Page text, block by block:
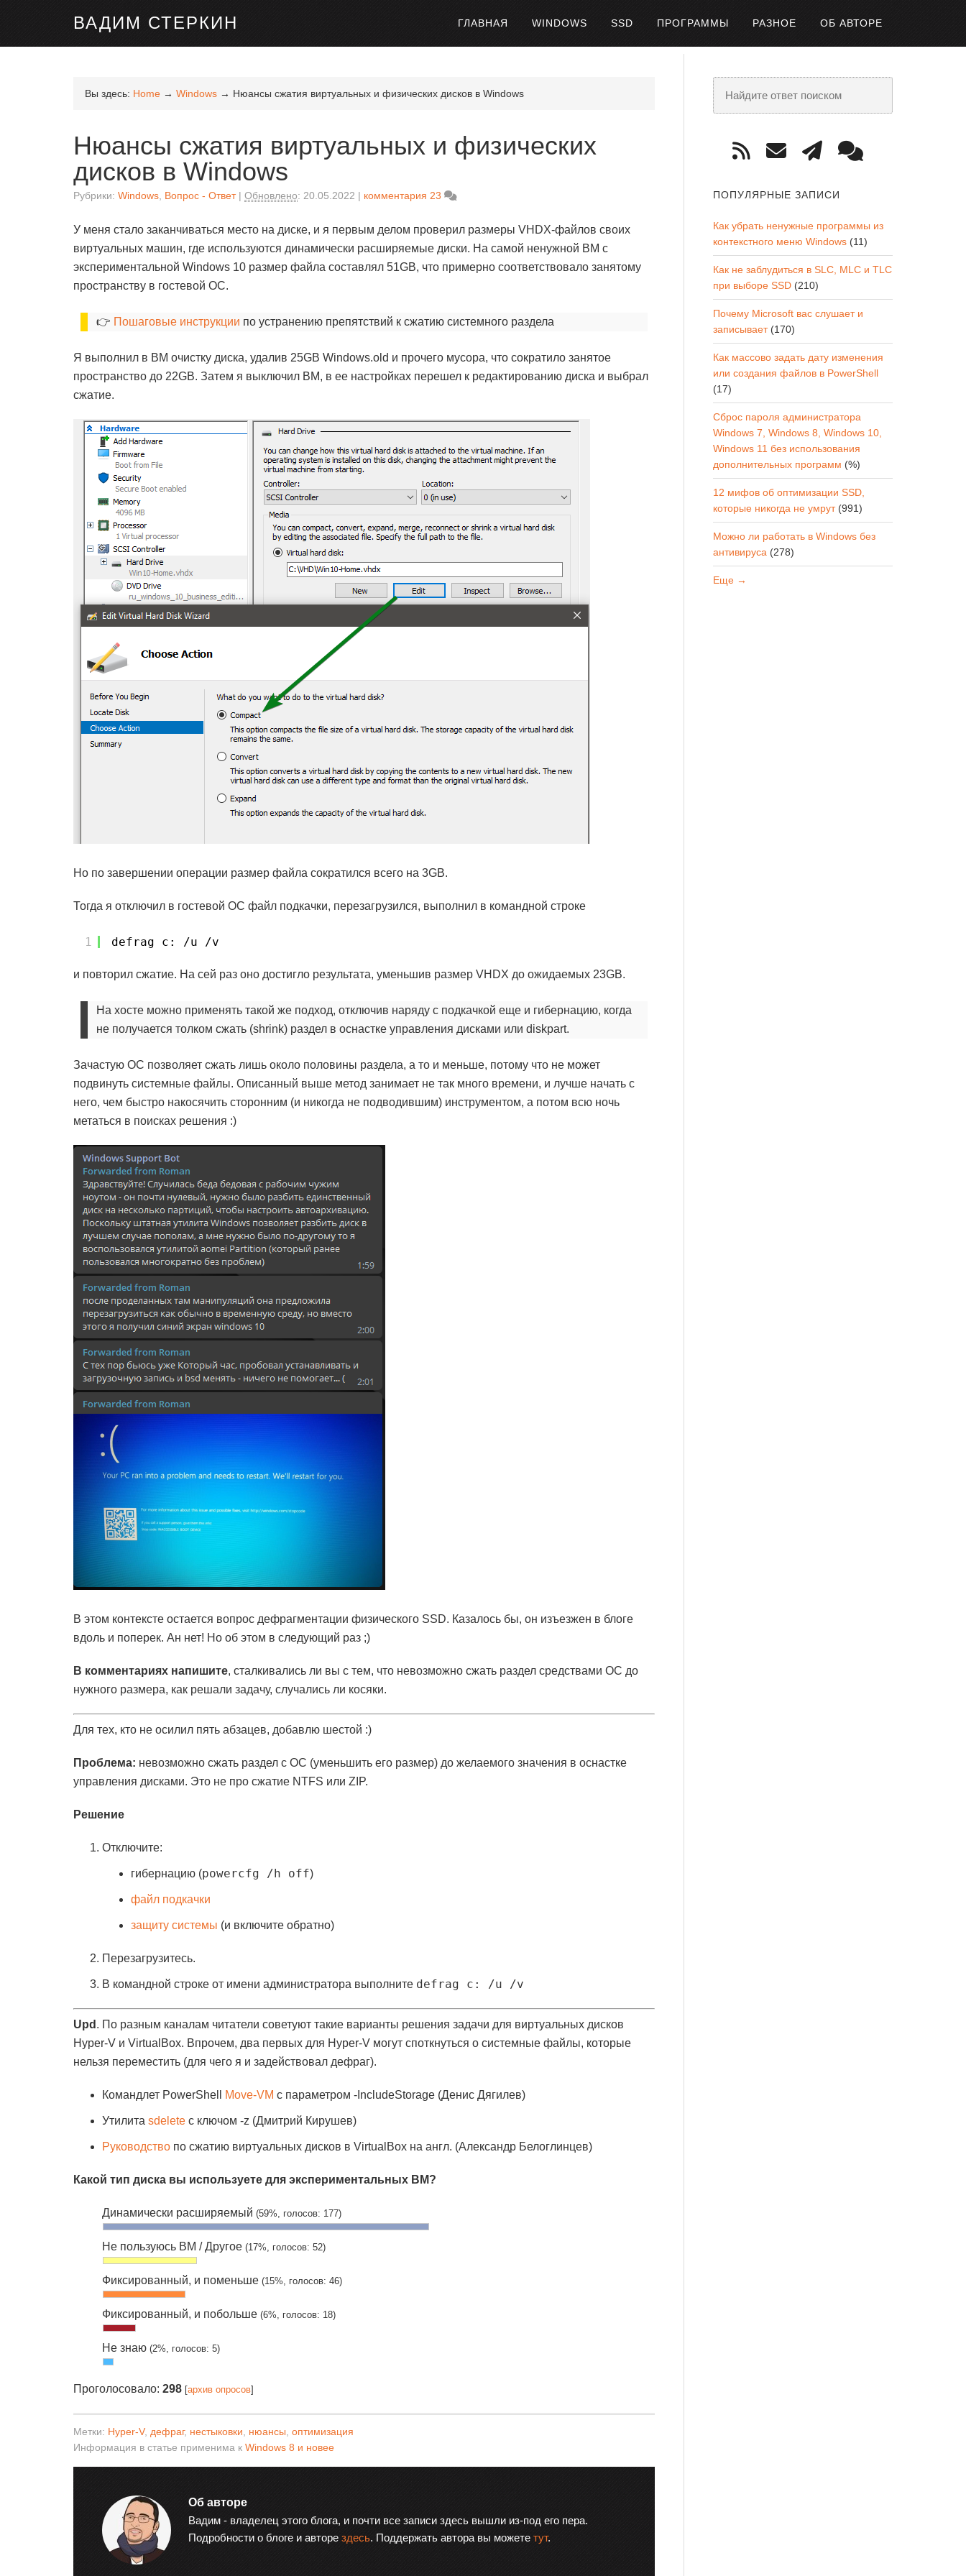
ВАДИМ СТЕРКИН ГЛАВНАЯ WINDOWS SSD ПРОГРАММЫ РАЗНОЕ ОБ АВТОРЕ
Вы здесь: Home → Windows → Нюансы сжатия виртуальных и физических дисков в Windows
Нюансы сжатия виртуальных и физических
дисков в Windows
Рубрики: Windows Вопрос - Ответ Обновлено: 20.05.2022 комментария 23
У меня стало заканчиваться место на диске, и я первым делом проверил размеры VHDX-файлов своих
виртуальных машин, где используются динамически расширяемые диски. На самой ненужной ВМ с
экспериментальной Windows 10 размер файла составлял 51GB, что примерно соответствовало занятому
пространству в гостевой ОС.
👉 Пошаговые инструкции по устранению препятствий к сжатию системного раздела
Я выполнил в ВМ очистку диска, удалив 25GB Windows.old и прочего мусора, что сократило занятое
пространство до 22GB. Затем я выключил ВМ, в ее настройках перешел к редактированию диска и выбрал
сжатие.
Но по завершении операции размер файла сократился всего на 3GB.
Тогда я отключил в гостевой ОС файл подкачки, перезагрузился, выполнил в командной строке
1 defrag c: /u /v
и повторил сжатие. На сей раз оно достигло результата, уменьшив размер VHDX до ожидаемых 23GB.
На хосте можно применять такой же подход, отключив наряду с подкачкой еще и гибернацию, когда
не получается толком сжать (shrink) раздел в оснастке управления дисками или diskpart.
Зачастую ОС позволяет сжать лишь около половины раздела, а то и меньше, потому что не может
подвинуть системные файлы. Описанный выше метод занимает не так много времени, и лучше начать с
него, чем быстро накосячить сторонним (и никогда не подводившим) инструментом, а потом всю ночь
метаться в поисках решения :)
В этом контексте остается вопрос дефрагментации физического SSD. Казалось бы, он изъезжен в блоге
вдоль и поперек. Ан нет! Но об этом в следующий раз ;)
В комментариях напишите, сталкивались ли вы с тем, что невозможно сжать раздел средствами ОС до
нужного размера, как решали задачу, случались ли косяки.
Для тех, кто не осилил пять абзацев, добавлю шестой :)
Проблема: невозможно сжать раздел с ОС (уменьшить его размер) до желаемого значения в оснастке
управления дисками. Это не про сжатие NTFS или ZIP.
Решение
Отключите:
гибернацию (powercfg /h off)
файл подкачки
защиту системы (и включите обратно)
Перезагрузитесь.
В командной строке от имени администратора выполните defrag c: /u /v
Upd . По разным каналам читатели советуют такие варианты решения задачи для виртуальных дисков
Hyper-V и VirtualBox. Впрочем, два первых для Hyper-V могут споткнуться о системные файлы, которые
нельзя переместить (для чего я и задействовал дефраг).
Командлет PowerShell Move-VM с параметром -IncludeStorage (Денис Дягилев)
Утилита sdelete с ключом -z (Дмитрий Кирушев)
Руководство по сжатию виртуальных дисков в VirtualBox на англ. (Александр Белоглинцев)
Какой тип диска вы используете для экспериментальных ВМ?
Динамически расширяемый (59%, голосов: 177)
Не пользуюсь ВМ / Другое (17%, голосов: 52)
Фиксированный, и поменьше (15%, голосов: 46)
Фиксированный, и побольше (6%, голосов: 18)
Не знаю (2%, голосов: 5)
Проголосовало: 298 [архив опросов]
Метки: Hyper-V, дефраг, нестыковки нюансы оптимизация
Информация в статье применима к Windows 8 и новее
Об авторе
Вадим - владелец этого блога, и почти все записи здесь вышли из-под его пера.
Подробности о блоге и авторе здесь. Поддержать автора вы можете тут.
ПОПУЛЯРНЫЕ ЗАПИСИ
Как убрать ненужные программы из
контекстного меню Windows (11)
Как не заблудиться в SLC, MLC и TLC
при выборе SSD (210)
Почему Microsoft вас слушает и
записывает(170)
Как массово задать дату изменения
или создания файлов в PowerShell
(17)
Сброс пароля администратора
Windows 7, Windows 8, Windows 10,
Windows 11 без использования
дополнительных программ (%)
12 мифов об оптимизации SSD,
которые никогда не умрут(991)
Можно ли работать в Windows без
антивируса (278)
Еще →